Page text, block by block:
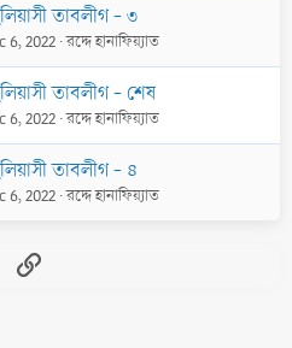
তাবলীগ - ৩
6, 2022 রদ্দে হানাফিয়্যাত
তাবলীগ - শেষ
6, 2022 রদ্দে হানাফিয়্যাত
তাবলীগ - ৪
6, 2022 রদ্দে হানাফিয়্যাত
Link